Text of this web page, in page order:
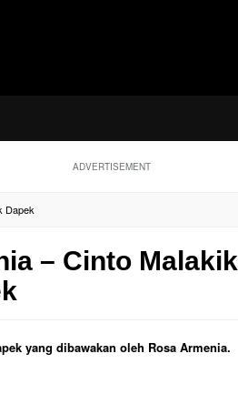
ADVERTISEMENT
Dapek
– Cinto Malakik
yang dibawakan oleh Rosa Armenia.